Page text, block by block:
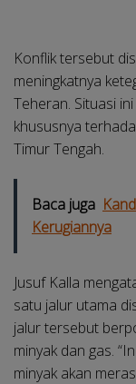
Konflik tersebut
meningkatnya
Teheran. Situasi
khususnya
Timur Tengah.
Baca juga
Kerugiannya
Jusuf Kalla
satu jalur utama
jalur tersebut
minyak dan gas.
minyak akan